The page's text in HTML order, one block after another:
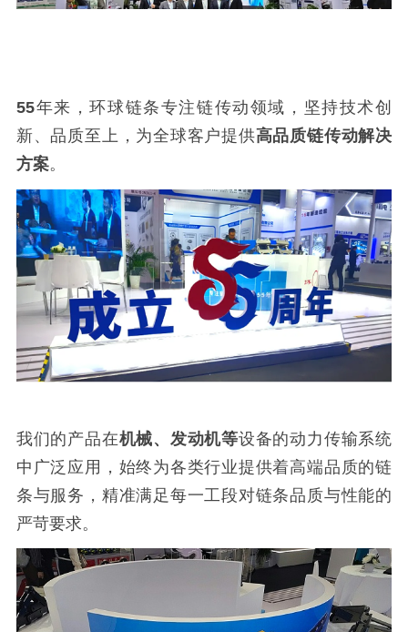
55年来，环球链条专注链传动领域，坚持技术创
新、品质至上，为全球客户提供高品质链传动解决
方案。
我们的产品在机械、发动机等设备的动力传输系统
中广泛应用，始终为各类行业提供着高端品质的链
条与服务，精准满足每一工段对链条品质与性能的
严苛要求。